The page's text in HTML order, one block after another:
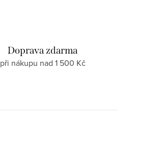
Doprava zdarma
při nákupu nad 1 500 Kč